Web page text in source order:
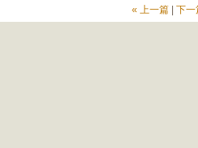
« 上一篇 下一